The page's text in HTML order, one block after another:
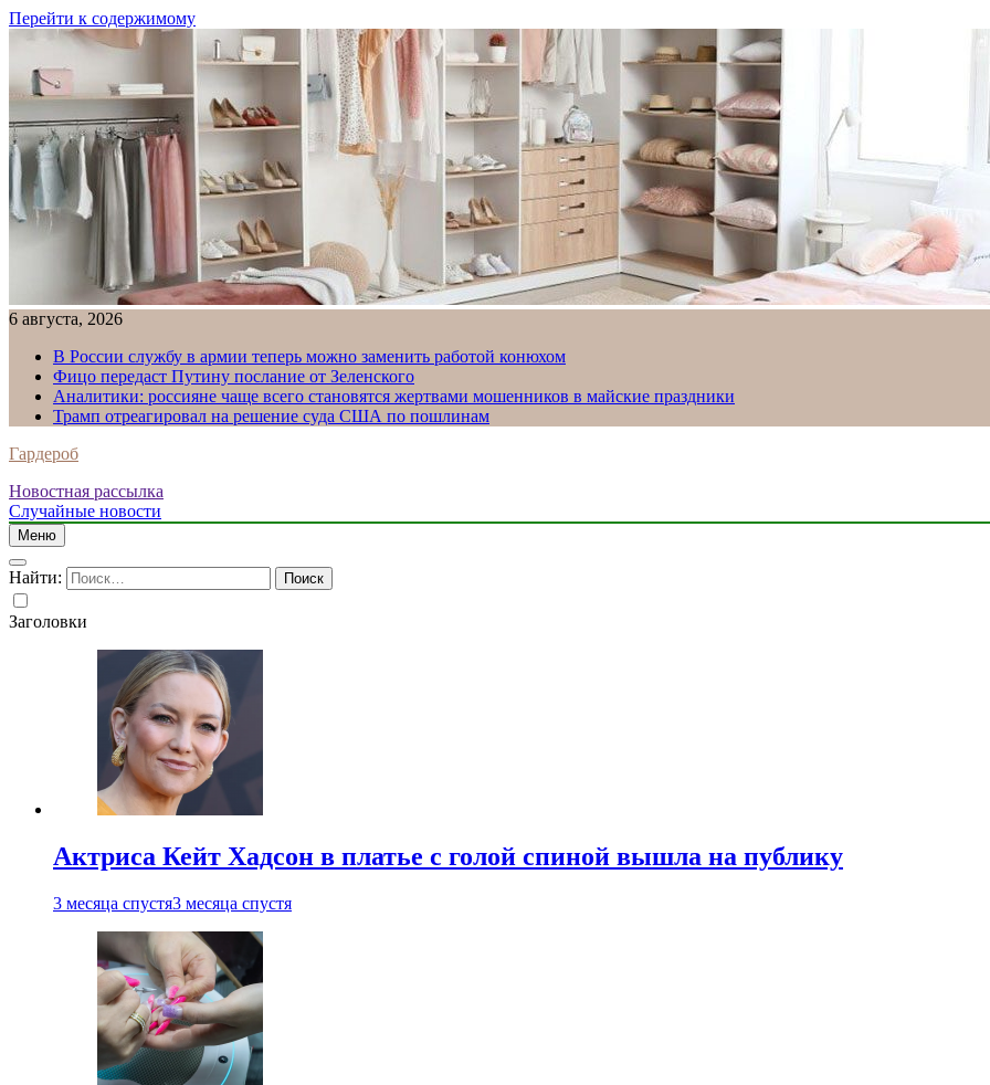
Перейти к содержимому
6 августа, 2026
В России службу в армии теперь можно заменить работой конюхом
Фицо передаст Путину послание от Зеленского
Аналитики: россияне чаще всего становятся жертвами мошенников в майские праздники
Трамп отреагировал на решение суда США по пошлинам
Гардероб
Новостная рассылка
Случайные новости
Меню
Найти:
Заголовки
Актриса Кейт Хадсон в платье с голой спиной вышла на публику
3 месяца спустя3 месяца спустя